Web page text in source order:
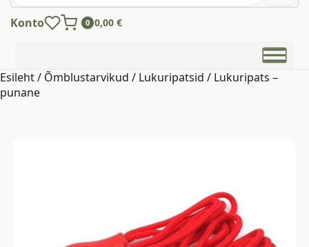
Konto 0 0,00 €
Esileht/ Õmblustarvikud / Lukuripatsid / Lukuripats –
punane